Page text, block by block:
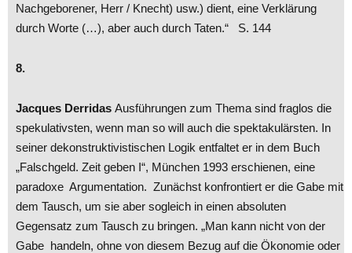
Nachgeborener, Herr / Knecht) usw.) dient, eine Verklärung
durch Worte (…), aber auch durch Taten.“ S. 144
8.
Jacques Derridas Ausführungen zum Thema sind fraglos die
spekulativsten, wenn man so will auch die spektakulärsten. In
seiner dekonstruktivistischen Logik entfaltet er in dem Buch
„Falschgeld. Zeit geben I“, München 1993 erschienen, eine
paradoxe Argumentation. Zunächst konfrontiert er die Gabe mit
dem Tausch, um sie aber sogleich in einen absoluten
Gegensatz zum Tausch zu bringen. „Man kann nicht von der
Gabe handeln, ohne von diesem Bezug auf die Ökonomie oder